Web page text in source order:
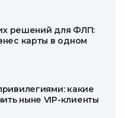
решений для ФЛП:
карты в одном
какие
ныне VIP-клиенты